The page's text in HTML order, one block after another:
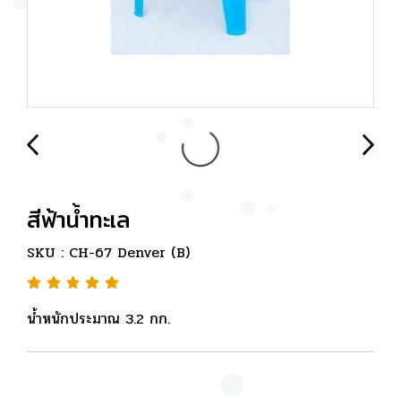
สีฟ้าน้ำทะเล
SKU : CH-67 Denver (B)
น้ำหนักประมาณ 3.2 กก.